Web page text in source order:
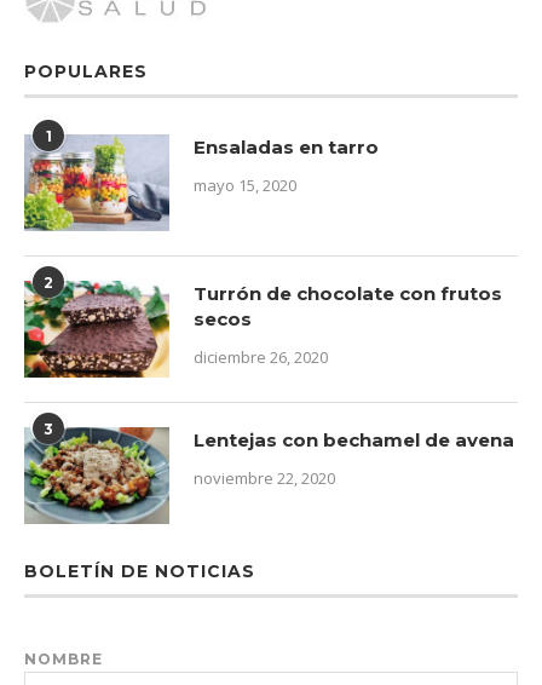
POPULARES
1 Ensaladas en tarro
mayo 15, 2020
2
Turrón de chocolate con frutos
secos
diciembre 26, 2020
3 Lentejas con bechamel de avena
noviembre 22, 2020
BOLETÍN DE NOTICIAS
NOMBRE